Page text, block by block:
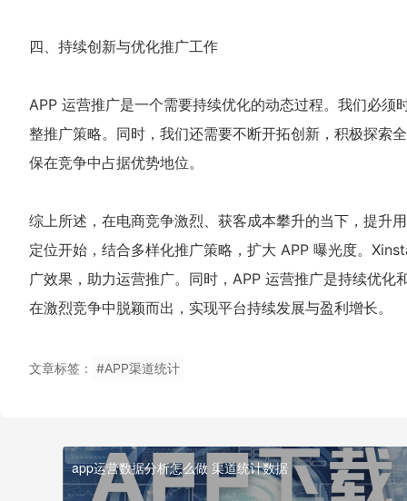
四、持续创新与优化推广工作
APP 运营推广是一个需要持续优化的动态过程。我们必
整推广策略。同时，我们还需要不断开拓创新，积极探索
保在竞争中占据优势地位。
综上所述，在电商竞争激烈、获客成本攀升的当下，提升
定位开始，结合多样化推广策略，扩大 APP 曝光度。
广效果，助力运营推广。同时，APP 运营推广是持续优
在激烈竞争中脱颖而出，实现平台持续发展与盈利增长。
文章标签： #APP渠道统计
app运营数据分析怎么做 渠道统计数据